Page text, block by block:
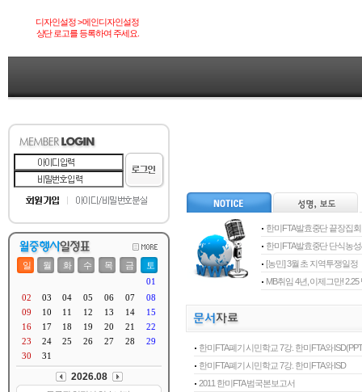
디자인설정 > 메인디자인설정
상단 로고를 등록하여 주세요.
한미FTA발효중단 끝장집회
한미FTA발효중단 단식농
[농민] 3월 초 지역투쟁일정
MB취임 4년, 이제그만!
한미FTA폐기 시민학교 7강. 한미FTA와
한미FTA폐기 시민학교 7강. 한미FTA와 ISD
2011 한미FTA 범국본보고서